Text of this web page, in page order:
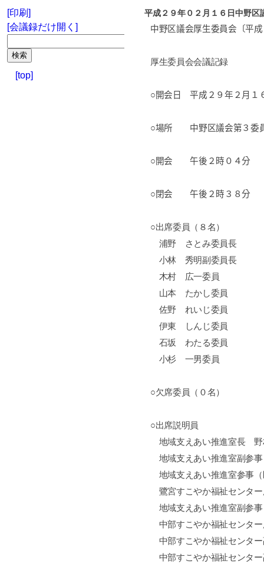
[印刷]
[会議録だけ開く]
[top]
平成２９年０２月１６日中野
中野区議会厚生委員会〔平
厚生委員会会議記録
○開会日 平成２９年２月１
○場所 中野区議会第３委
○開会 午後２時０４分
○閉会 午後２時３８分
○出席委員（８名）
浦野 さとみ委員長
小林 秀明副委員長
木村 広一委員
山本 たかし委員
佐野 れいじ委員
伊東 しんじ委員
石坂 わたる委員
小杉 一男委員
○欠席委員（０名）
○出席説明員
地域支えあい推進室長
地域支えあい推進室副参
地域支えあい推進室参事
鷺宮すこやか福祉センタ
地域支えあい推進室副参
中部すこやか福祉セン
中部すこやか福祉センタ
中部すこやか福祉センタ